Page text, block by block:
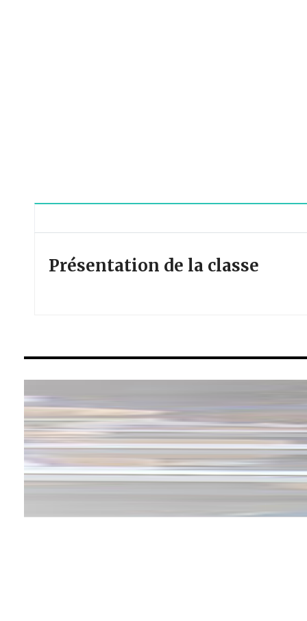
Présentation de la classe